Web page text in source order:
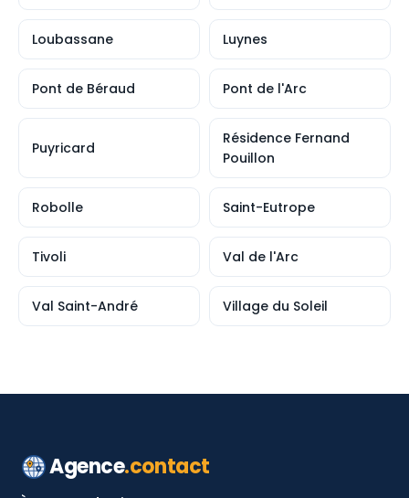
Loubassane Luynes
Pont de Béraud Pont de l'Arc
Puyricard
Résidence Fernand
Pouillon
Robolle Saint-Eutrope
Tivoli Val de l'Arc
Val Saint-André Village du Soleil
Agence.contact